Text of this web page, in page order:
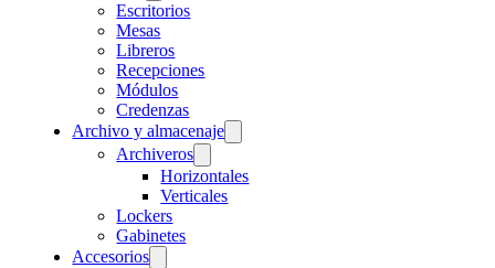
Escritorios
Mesas
Libreros
Recepciones
Módulos
Credenzas
Archivo y almacenaje
Archiveros
Horizontales
Verticales
Lockers
Gabinetes
Accesorios